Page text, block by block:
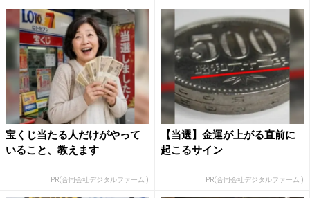
宝くじ当たる人だけがやって
いること、教えます
PR(合同会社デジタルファーム )
【当選】金運が上がる直前に
起こるサイン
PR(合同会社デジタルファーム )